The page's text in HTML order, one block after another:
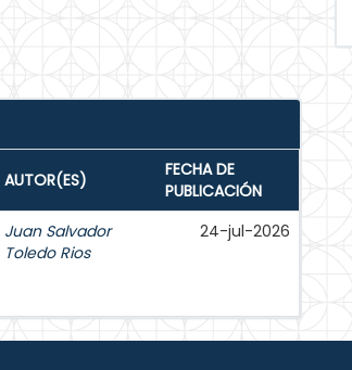
AUTOR(ES)
FECHA DE
PUBLICACIÓN
Juan Salvador
Toledo Rios
24-jul-2026